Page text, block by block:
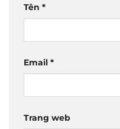
Tên *
Email *
Trang web